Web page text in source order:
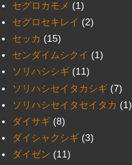
セグロカモメ (1)
セグロセキレイ (2)
セッカ (15)
センダイムシクイ (1)
ソリハシシギ (11)
ソリハシセイタカシギ (7)
ソリハシセイタセイタカ (1)
ダイサギ (8)
ダイシャクシギ (3)
ダイゼン (11)